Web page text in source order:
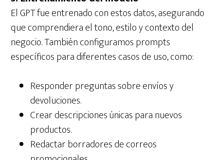
El GPT fue entrenado con estos datos, asegurando
que comprendiera el tono, estilo y contexto del
negocio. También configuramos prompts
específicos para diferentes casos de uso, como:
Responder preguntas sobre envíos y
devoluciones.
Crear descripciones únicas para nuevos
productos.
Redactar borradores de correos